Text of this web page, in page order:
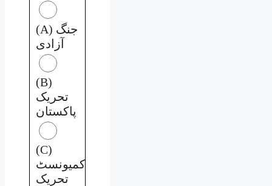
(A) جنگ
آزادی
(B)
تحریک
پاکستان
(C)
کمیونسٹ
تحریک